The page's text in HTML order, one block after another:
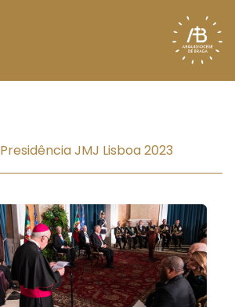
Presidência JMJ Lisboa 2023